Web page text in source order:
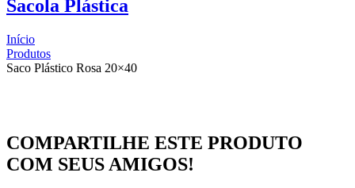
Sacola Plástica
Início
Produtos
Saco Plástico Rosa 20×40
COMPARTILHE ESTE PRODUTO
COM SEUS AMIGOS!